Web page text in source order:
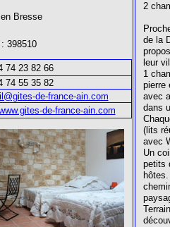
Bresse
398510
74 23 82 66
74 55 35 82
de-france-ain.com
de-france-ain.com
2
de la
leur
1
pierre
avec
dans
(lits
avec
Un
petits